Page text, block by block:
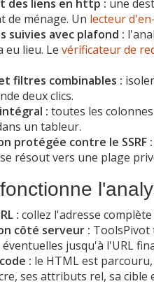
des liens en http : une
de ménage. Un lecteur
suivies avec plafond :
eu lieu. Le vérificateur de
filtres combinables :
deux clics.
: toutes les
un tableur.
protégée contre le SSRF :
résout vers une plage
: collez l'adresse
côté serveur : ToolsPivot
jusqu'à l'URL
: le HTML est
ses attributs rel, sa cible